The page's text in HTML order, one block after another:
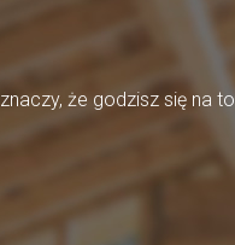
że godzisz się na to